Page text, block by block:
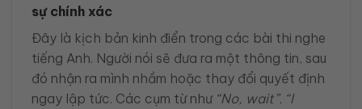
sự chính xác
Đây là kịch bản kinh điển trong các bài thi nghe
tiếng Anh. Người nói sẽ đưa ra một thông tin, sau
đó nhận ra mình nhầm hoặc thay đổi quyết định
ngay lập tức. Các cụm từ như “No, wait”, “I